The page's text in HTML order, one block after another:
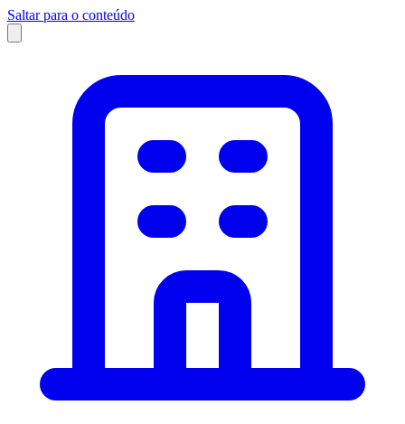
Saltar para o conteúdo